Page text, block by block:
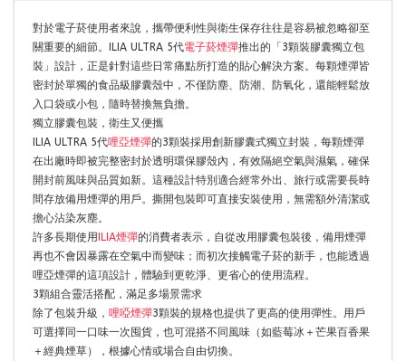
對於電子菸使用者來說，攜帶便利性與衛生保存往往是容易被忽略卻至
關重要的細節。ILIA ULTRA 5代電子菸煙彈推出的「3顆裝膠囊獨立包
裝」設計，正是針對這些日常痛點所打造的貼心解決方案。每顆煙彈皆
密封於單獨的食品級膠囊殼中，不僅防塵、防潮、防氧化，還能輕鬆放
入口袋或小包，隨時替換無負擔。
獨立膠囊包裝，衛生又便攜
ILIA ULTRA 5代哩亞煙彈的3顆裝採用創新膠囊式獨立封裝，每顆煙彈
在出廠時即被完整密封於透明環保膠殼內，有效隔絕空氣與濕氣，確保
開封前風味與品質如新。這種設計特別適合經常外出、旅行或需要長時
間存放備用煙彈的用戶。撕開包裝即可直接安裝使用，無需額外清潔或
擔心沾染灰塵。
許多長期使用 ILIA煙彈的消費者表示，自從改用膠囊包裝後，備用煙彈
再也不會因暴露在空氣中而變味；而初次接觸電子菸的新手，也能透過
哩亞煙彈的這項設計，體驗到更乾淨、更省心的使用流程。
3顆組合靈活搭配，滿足多場景需求
除了包裝升級， 哩啞煙彈3顆裝的規格也提供了更高的使用彈性。用戶
可選擇同一口味一次囤貨，也可混搭不同風味（如藍莓冰＋芒果百香果
＋經典煙草），根據心情或場合自由切換。